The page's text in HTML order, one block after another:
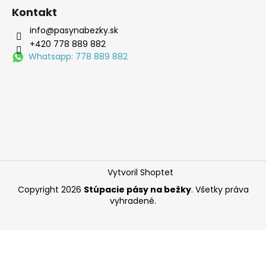
Kontakt
info@pasynabezky.sk
+420 778 889 882
Whatsapp: 778 889 882
Vytvoril Shoptet
Copyright 2026 Stúpacie pásy na bežky. Všetky práva
vyhradené.